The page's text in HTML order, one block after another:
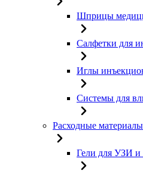
Шприцы
Салфетки для
Иглы
Системы для
Расходные
Гели для УЗИ